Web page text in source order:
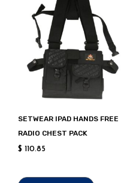
SETWEAR IPAD HANDS FREE
RADIO CHEST PACK
$ 110.85